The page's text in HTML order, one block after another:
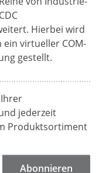
Hierbei wird
ein virtueller COM-
gestellt.
jederzeit
Produktsortiment
Abonnieren